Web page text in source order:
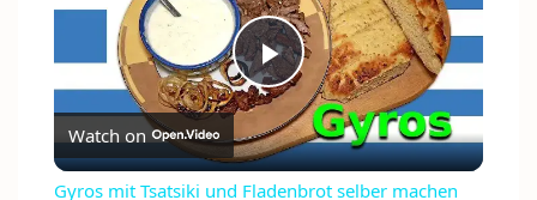
PLAY
VIDEO
Watch on
Gyros mit Tsatsiki und Fladenbrot selber machen